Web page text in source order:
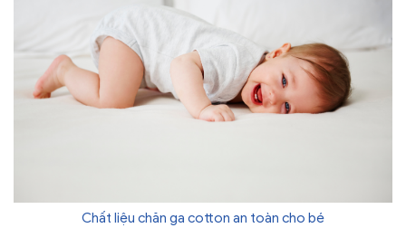
Chất liệu chăn ga cotton an toàn cho bé